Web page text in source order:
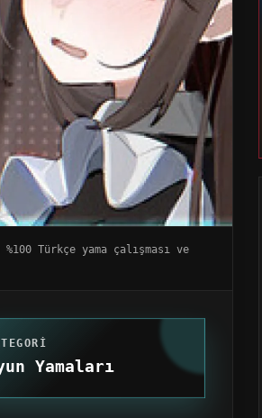
Türkçe yama çalışması ve
Yamaları